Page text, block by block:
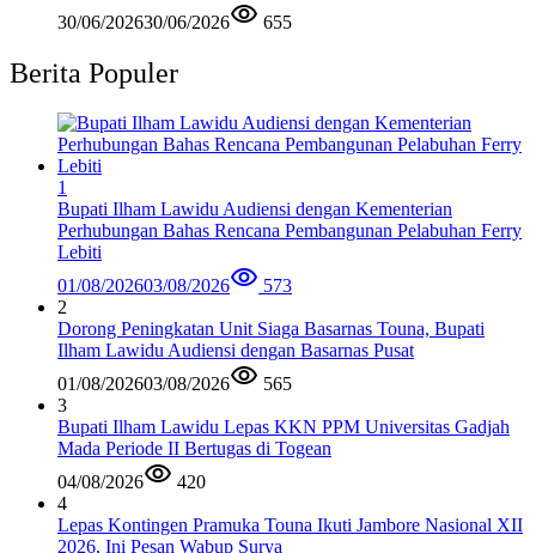
30/06/202630/06/2026 655
Berita Populer
1
Bupati Ilham Lawidu Audiensi dengan Kementerian
Perhubungan Bahas Rencana Pembangunan Pelabuhan Ferry
Lebiti
01/08/202603/08/2026
573
2
Dorong Peningkatan Unit Siaga Basarnas Touna, Bupati
Ilham Lawidu Audiensi dengan Basarnas Pusat
01/08/202603/08/2026
565
3
Bupati Ilham Lawidu Lepas KKN PPM Universitas Gadjah
Mada Periode II Bertugas di Togean
04/08/2026
420
4
Lepas Kontingen Pramuka Touna Ikuti Jambore Nasional XII
2026, Ini Pesan Wabup Surya